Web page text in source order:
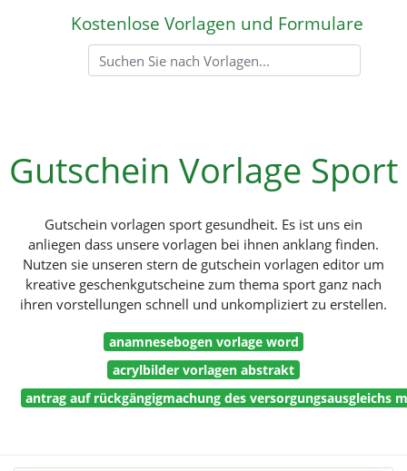
Kostenlose Vorlagen und Formulare
Gutschein Vorlage Sport
Gutschein vorlagen sport gesundheit. Es ist uns ein
anliegen dass unsere vorlagen bei ihnen anklang finden.
Nutzen sie unseren stern de gutschein vorlagen editor um
kreative geschenkgutscheine zum thema sport ganz nach
ihren vorstellungen schnell und unkompliziert zu erstellen.
anamnesebogen vorlage word
acrylbilder vorlagen abstrakt
antrag auf rückgängigmachung des versorgungsausgleichs